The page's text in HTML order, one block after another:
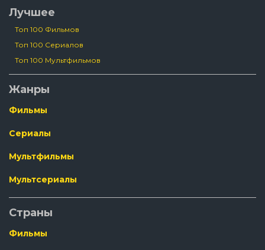
Лучшее
Топ 100 Фильмов
Топ 100 Сериалов
Топ 100 Мультфильмов
Жанры
Фильмы
Сериалы
Мультфильмы
Мультсериалы
Страны
Фильмы